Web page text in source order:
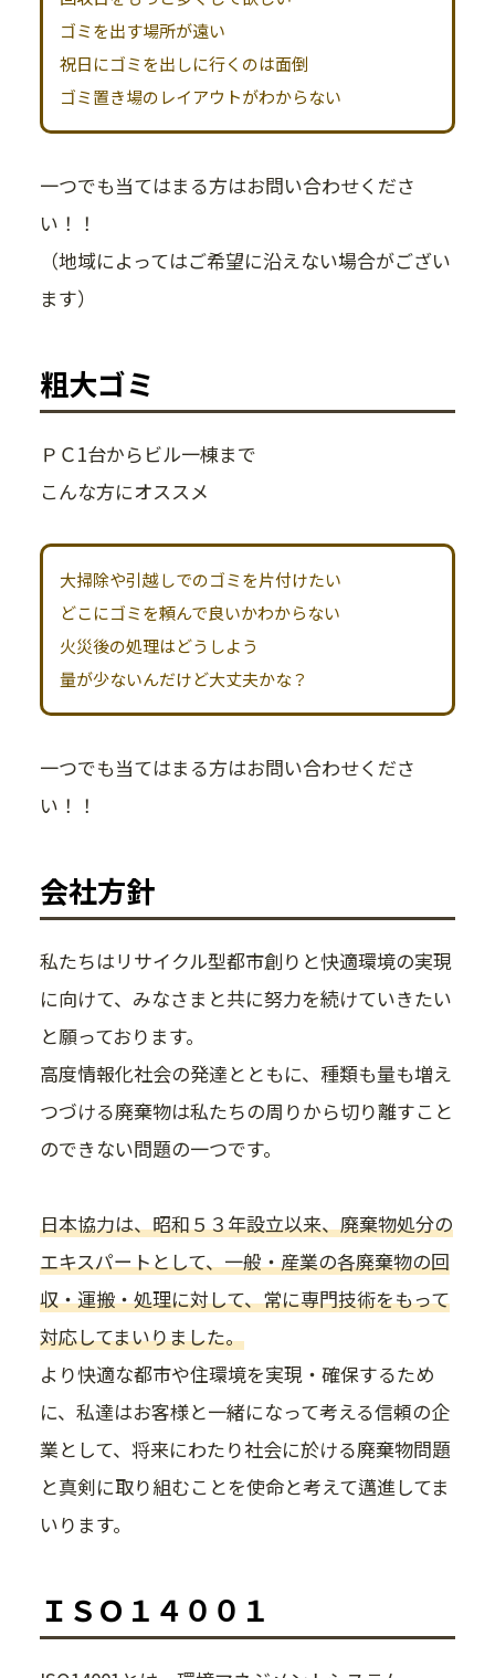
ゴミを出す場所が遠い
祝日にゴミを出しに行くのは面倒
ゴミ置き場のレイアウトがわからない
一つでも当てはまる方はお問い合わせくださ
い！！
（地域によってはご希望に沿えない場合がござい
ます）
粗大ゴミ
ＰＣ1台からビル一棟まで
こんな方にオススメ
大掃除や引越しでのゴミを片付けたい
どこにゴミを頼んで良いかわからない
火災後の処理はどうしよう
量が少ないんだけど大丈夫かな？
一つでも当てはまる方はお問い合わせくださ
い！！
会社方針
私たちはリサイクル型都市創りと快適環境の実現
に向けて、みなさまと共に努力を続けていきたい
と願っております。
高度情報化社会の発達とともに、種類も量も増え
つづける廃棄物は私たちの周りから切り離すこと
のできない問題の一つです。
日本協力は、昭和５３年設立以来、廃棄物処分の
エキスパートとして、一般・産業の各廃棄物の回
収・運搬・処理に対して、常に専門技術をもって
対応してまいりました。
より快適な都市や住環境を実現・確保するため
に、私達はお客様と一緒になって考える信頼の企
業として、将来にわたり社会に於ける廃棄物問題
と真剣に取り組むことを使命と考えて邁進してま
いります。
ＩＳＯ１４００１